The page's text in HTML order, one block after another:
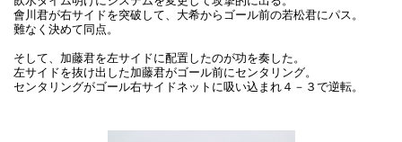
會川君が右サイドを突破して、大希からゴール前の若松君にパス。
難なく決めて同点。
そして、加藤君を左サイドに配置したのが功を奏した。
左サイドを抜け出した加藤君がゴール前にセンタリング。
センタリングがゴール右サイドネットに吸い込まれ４－３で逆転。